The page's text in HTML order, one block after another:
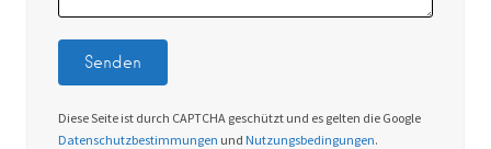
Diese Seite ist durch CAPTCHA geschützt und es gelten die Google
Datenschutzbestimmungen und Nutzungsbedingungen.